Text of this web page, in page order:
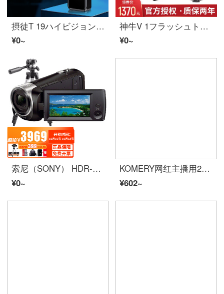
摂徒T 19ハイビジョン1080 P小型アウトドア胸元カメラ携帯ポケット携帯レコーダーVLOGカメラ釣りビデオ神器黒公式標準(カードなし)
¥0~
神牛V 1フラッシュトップ外拍灯ポケットランプ撮影高速TTL携帯キヤノンニコンソニー富士C/N/S/O/Fリチウムホットブーツランプ神牛V 1トップランプ(公式標準)ニコン
¥0~
索尼（SONY） HDR-CX405 高清数码摄像机 家用摄像机 便携式DV 录影机 录像机 索尼CX405（32G卡+包+三脚支架+电池*2）
¥0~
KOMERY网红主播用2米三脚架 单反相机摄像机手机摄影直播 美颜补光灯摄像灯望远镜灯架铝合金三角架 黑色
¥602~